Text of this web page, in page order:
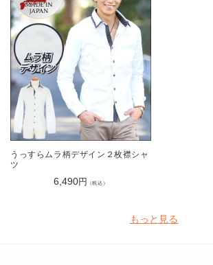
うっすらムラ柄デザイン２枚襟シャ
ツ
6,490円 （税込）
もっと見る